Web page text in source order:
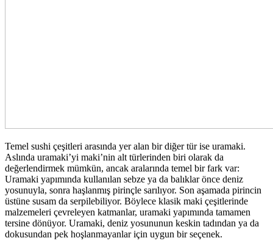
Temel sushi çeşitleri arasında yer alan bir diğer tür ise uramaki.
Aslında uramaki’yi maki’nin alt türlerinden biri olarak da
değerlendirmek mümkün, ancak aralarında temel bir fark var:
Uramaki yapımında kullanılan sebze ya da balıklar önce deniz
yosunuyla, sonra haşlanmış pirinçle sarılıyor. Son aşamada pirincin
üstüne susam da serpilebiliyor. Böylece klasik maki çeşitlerinde
malzemeleri çevreleyen katmanlar, uramaki yapımında tamamen
tersine dönüyor. Uramaki, deniz yosununun keskin tadından ya da
dokusundan pek hoşlanmayanlar için uygun bir seçenek.